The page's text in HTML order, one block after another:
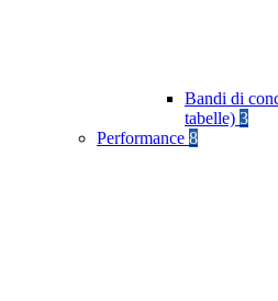
Bandi di
tabelle) 3
Performance 8